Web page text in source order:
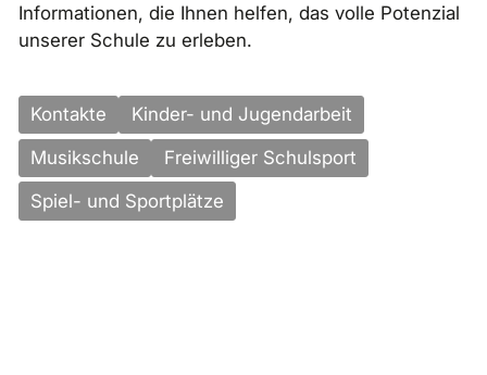
Informationen, die Ihnen helfen, das volle Potenzial
unserer Schule zu erleben.
Kontakte
Kinder- und Jugendarbeit
Musikschule
Freiwilliger Schulsport
Spiel- und Sportplätze